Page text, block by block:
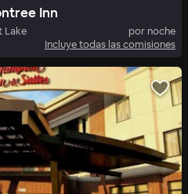
Inn
Lake
por noche
Incluye todas las comisiones